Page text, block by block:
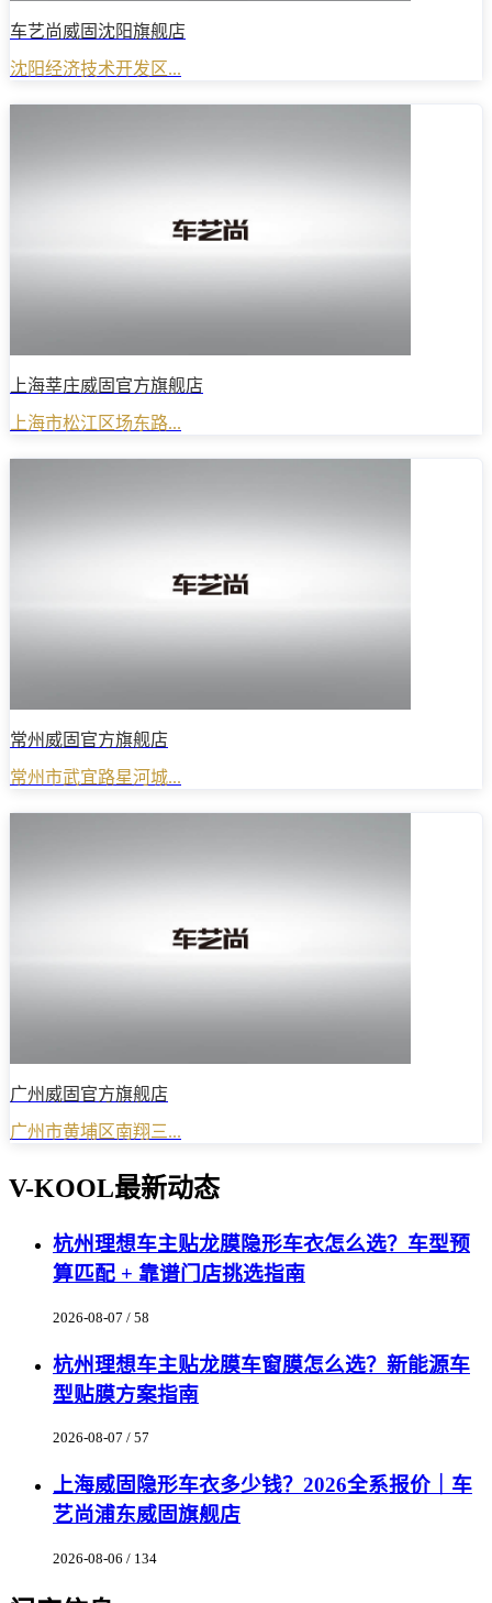
车艺尚威固沈阳旗舰店
沈阳经济技术开发区...
上海莘庄威固官方旗舰店
上海市松江区场东路...
常州威固官方旗舰店
常州市武宜路星河城...
广州威固官方旗舰店
广州市黄埔区南翔三...
V-KOOL最新动态
杭州理想车主贴龙膜隐形车衣怎么选？车型预
算匹配 + 靠谱门店挑选指南
2026-08-07 / 58
杭州理想车主贴龙膜车窗膜怎么选？新能源车
型贴膜方案指南
2026-08-07 / 57
上海威固隐形车衣多少钱？2026全系报价｜车
艺尚浦东威固旗舰店
2026-08-06 / 134